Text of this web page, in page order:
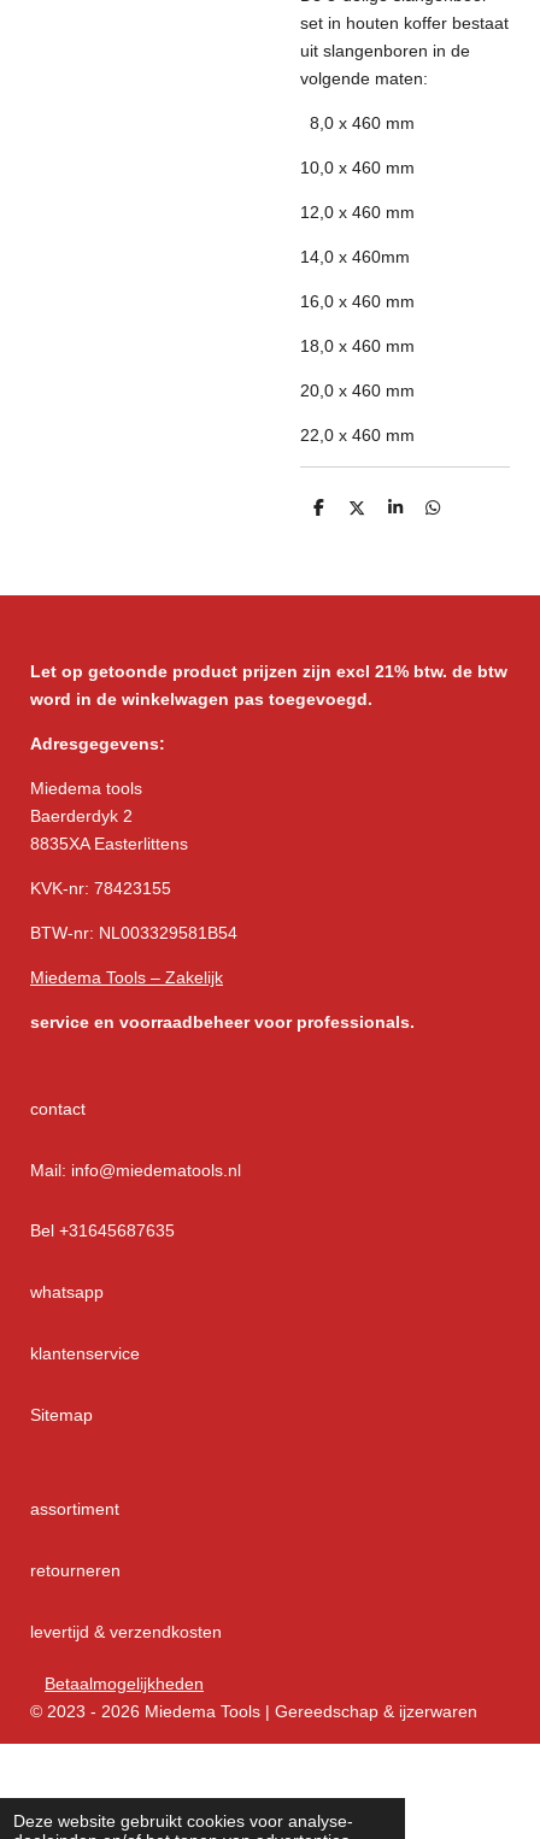
Deze website gebruikt cookies voor analyse-
set in houten koffer bestaat
uit slangenboren in de
volgende maten:
8,0 x 460 mm
10,0 x 460 mm
12,0 x 460 mm
14,0 x 460mm
16,0 x 460 mm
18,0 x 460 mm
20,0 x 460 mm
22,0 x 460 mm
D
D
S
D
Let op getoonde product prijzen zijn excl 21% btw. de btw
word in de winkelwagen pas toegevoegd.
Adresgegevens:
Miedema tools
Baerderdyk 2
8835XA Easterlittens
KVK-nr: 78423155
BTW-nr: NL003329581B54
Miedema Tools – Zakelijk
service en voorraadbeheer voor professionals.
contact
Mail: info@miedematools.nl
Bel +31645687635
whatsapp
klantenservice
Sitemap
assortiment
retourneren
levertijd & verzendkosten
Betaalmogelijkheden
© 2023 - 2026 Miedema Tools | Gereedschap & ijzerwaren